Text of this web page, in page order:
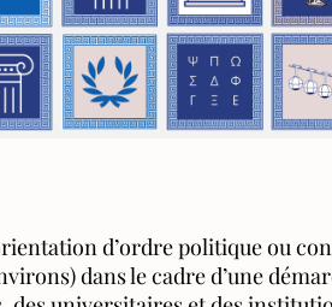
d’ordre politique ou
dans le cadre d’une